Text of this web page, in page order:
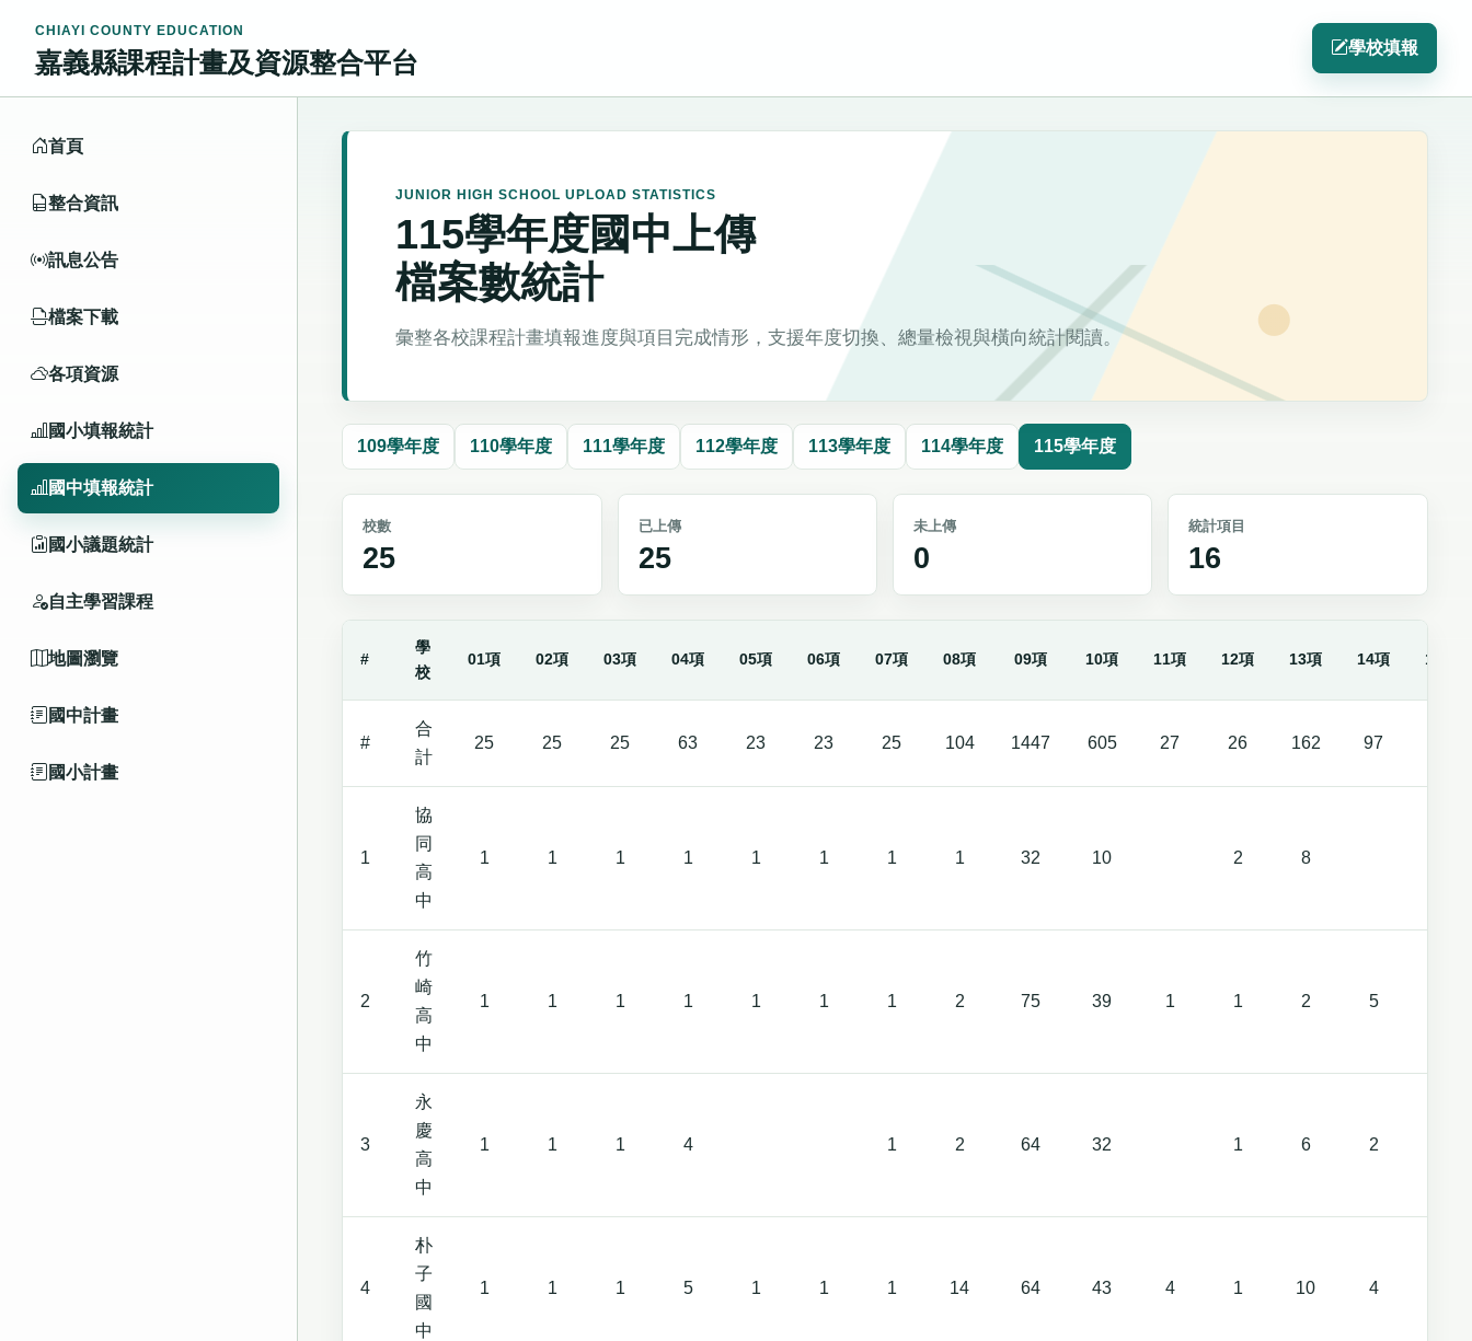
CHIAYI COUNTY EDUCATION
嘉義縣課程計畫及資源整合平台
學校填報
首頁
整合資訊
訊息公告
檔案下載
各項資源
國小填報統計
國中填報統計
國小議題統計
自主學習課程
地圖瀏覽
國中計畫
國小計畫
JUNIOR HIGH SCHOOL UPLOAD STATISTICS
115學年度國中上傳
檔案數統計
彙整各校課程計畫填報進度與項目完成情形，支援年度切換、總量檢視與橫向統計閱讀。
109學年度 110學年度 111學年度 112學年度 113學年度 114學年度 115學年度
校數
25
已上傳
25
未上傳
0
統計項目
16
#
學
校
01項 02項 03項 04項 05項 06項 07項 08項 09項 10項 11項 12項 13項 14項 15項
#
合
計
25 25 25 63 23 23 25 104 1447 605 27 26 162 97
1
協
同
高
中
1 1 1 1 1 1 1 1 32 10 2 8
2
竹
崎
高
中
1 1 1 1 1 1 1 2 75 39 1 1 2 5
3
永
慶
高
中
1 1 1 4 1 2 64 32 1 6 2
4
朴
子
國
中
1 1 1 5 1 1 1 14 64 43 4 1 10 4